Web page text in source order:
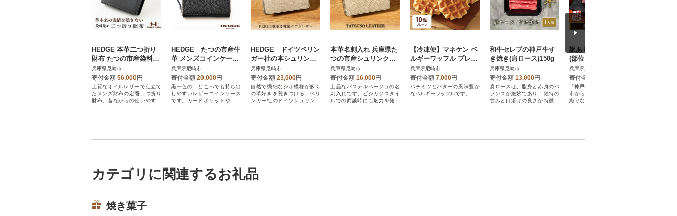
HEDGE 本革二つ折り
財布 たつの市産染料染
めオイルレザー[ブラッ
ク] メンズ財布
兵庫県尼崎市
寄付金額 56,000円
上質なオイルレザーで仕立て
たメンズ財布の定番二つ折り
財布。昔ながらの使いやすさ
HEDGE たつの市産牛
革 メンズコインケース
(ブラック)カードポケッ
ト付き シュリンク型押
しレザー
兵庫県尼崎市
寄付金額 20,000円
黒一色の、どこへでも持ち出
しやすいレザーコインケース
です。カードポケットや中袋
HEDGE ドイツペリン
ガー社の本シュリンク
牛革を使用した名刺入
れ(グレージュ)
兵庫県尼崎市
寄付金額 23,000円
自然で繊細なシボ模様が多く
の革好きを惹きつける、ペリ
ンガー社のドイツシュリンク
本革名刺入れ 兵庫県た
つの市産シュリンク型
押し牛革を使用 HEDG
E
兵庫県尼崎市
寄付金額 16,000円
上品なパステルベージュの名
刺入れです。ビジカジスタイ
ルでの商談時にも魅力を発揮
【冷凍便】マネケン ベ
ルギーワッフル プレー
ン10個入り(TFRB-P10)
兵庫県尼崎市
寄付金額 7,000円
ハチミツとバターの風味豊か
なベルギーワッフルです。
和牛セレブの神戸牛す
き焼き(肩ロース)150g
兵庫県尼崎市
寄付金額 13,000円
肩ロースは、脂身と赤身のバ
ランスが絶妙であり、独特の
甘みと口溶けの良さが特徴で
訳あり 神戸牛 焼肉用
(部位おまかせ) 計800g
AGY1-2
兵庫県尼崎市
寄付金額
「神戸牛(神戸ビーフ)」を尼崎
市からお届け。甘みと香りが
織りなす至福のハーモニーを
カテゴリに関連するお礼品
焼き菓子